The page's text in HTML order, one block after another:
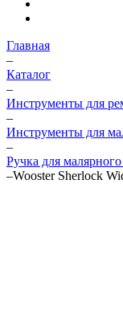
Главная
–
Каталог
–
Инструменты для
–
Инструменты для
–
Ручка для
–Wooster Sherlock